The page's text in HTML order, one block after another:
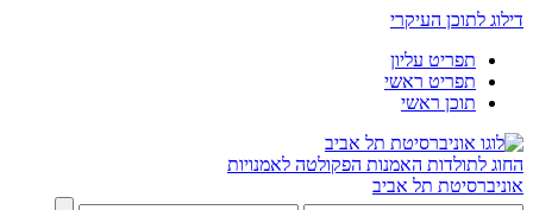
דילוג לתוכן העיקרי
תפריט עליון
תפריט ראשי
תוכן ראשי
החוג לתולדות האמנות הפקולטה לאמנויות
אוניברסיטת תל אביב